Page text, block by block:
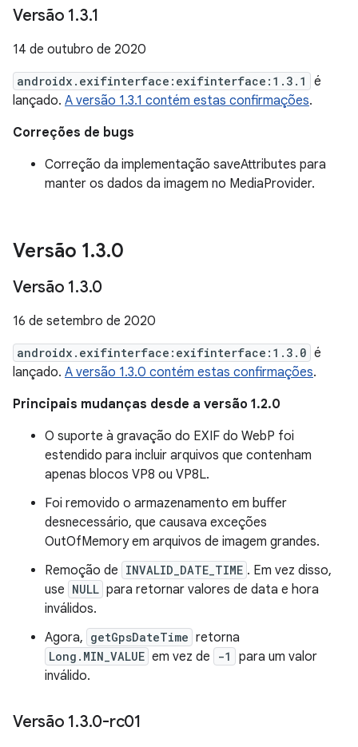
Versão 1.3.1
14 de outubro de 2020
androidx.exifinterface:exifinterface:1.3.1
é
lançado. A versão 1.3.1 contém estas confirmações.
Correções de bugs
Correção da implementação saveAttributes para
manter os dados da imagem no MediaProvider.
Versão 1.3.0
Versão 1.3.0
16 de setembro de 2020
androidx.exifinterface:exifinterface:1.3.0 é
lançado. A versão 1.3.0 contém estas confirmações.
Principais mudanças desde a versão 1.2.0
O suporte à gravação do EXIF do WebP foi
estendido para incluir arquivos que contenham
apenas blocos VP8 ou VP8L.
Foi removido o armazenamento em buffer
desnecessário, que causava exceções
OutOfMemory em arquivos de imagem grandes.
Remoção de INVALID_DATE_TIME . Em vez disso,
use NULL para retornar valores de data e hora
inválidos.
Agora, getGpsDateTime retorna
Long.MIN_VALUE em vez de -1
para um valor
inválido.
Versão 1.3.0-rc01